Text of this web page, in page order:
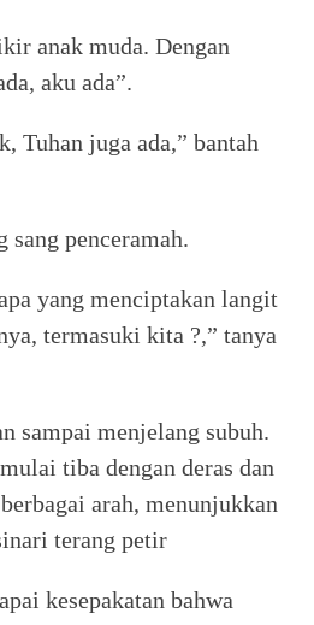
anak muda. Dengan
aku ada”.
Tuhan juga ada,” bantah
sang penceramah.
yang menciptakan langit
termasuki kita ?,” tanya
sampai menjelang subuh.
tiba dengan deras dan
arah, menunjukkan
terang petir
kesepakatan bahwa